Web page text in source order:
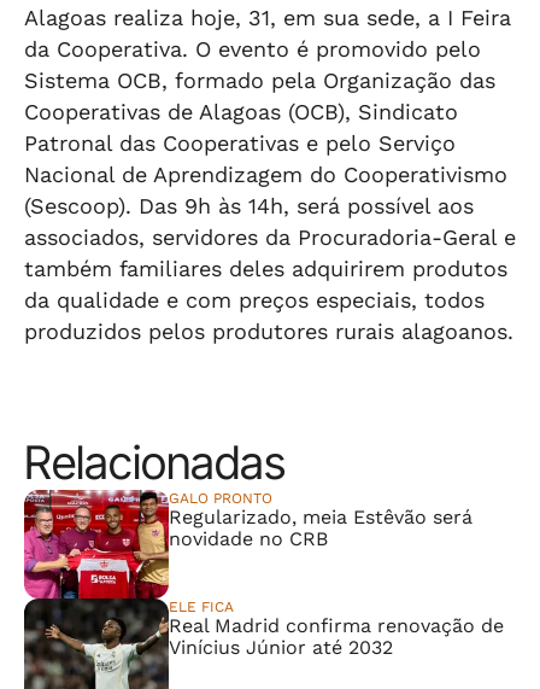
Alagoas realiza hoje, 31, em sua sede, a I Feira
da Cooperativa. O evento é promovido pelo
Sistema OCB, formado pela Organização das
Cooperativas de Alagoas (OCB), Sindicato
Patronal das Cooperativas e pelo Serviço
Nacional de Aprendizagem do Cooperativismo
(Sescoop). Das 9h às 14h, será possível aos
associados, servidores da Procuradoria-Geral e
também familiares deles adquirirem produtos
da qualidade e com preços especiais, todos
produzidos pelos produtores rurais alagoanos.
Relacionadas
GALO PRONTO
Regularizado, meia Estêvão será
novidade no CRB
ELE FICA
Real Madrid confirma renovação de
Vinícius Júnior até 2032